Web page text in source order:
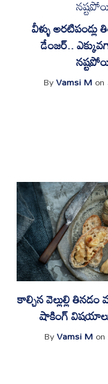
వీళ్ళు
డేంజర్..
ByVamsi Mon
కాల్చిన వెల్లుల్లి
షాకింగ్
ByVamsi Mon